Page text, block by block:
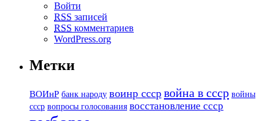
Войти
RSS записей
RSS комментариев
WordPress.org
Метки
ВОИнР банк народу воинр ссср война в ссср войны
ссср вопросы голосования восстановление ссср